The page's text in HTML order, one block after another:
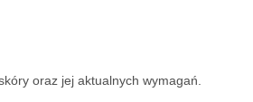
oraz jej aktualnych wymagań.